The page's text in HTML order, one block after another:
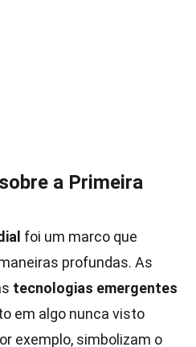
a Primeira
foi um marco que
profundas. As
tecnologias emergentes
em algo nunca visto
exemplo, simbolizam o